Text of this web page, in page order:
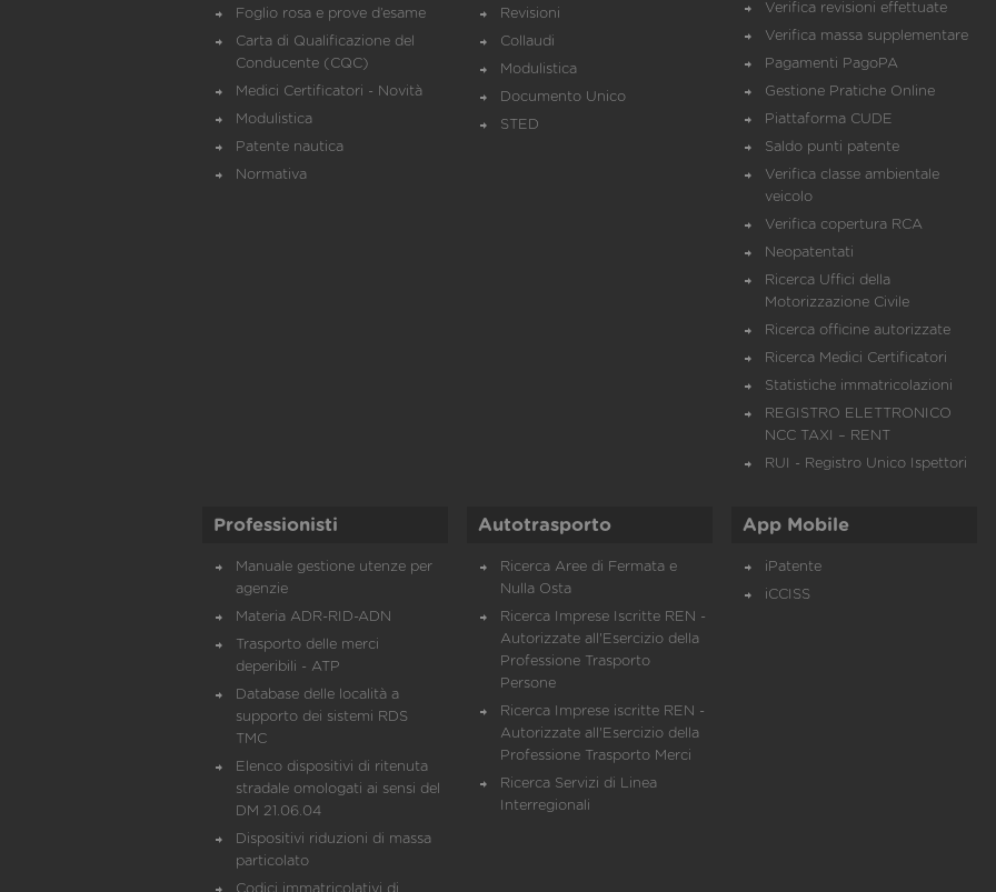
Foglio rosa e prove d’esame
Carta di Qualificazione del
Conducente (CQC)
Medici Certificatori - Novità
Modulistica
Patente nautica
Normativa
Revisioni
Collaudi
Modulistica
Documento Unico
STED
Verifica revisioni effettuate
Verifica massa supplementare
Pagamenti PagoPA
Gestione Pratiche Online
Piattaforma CUDE
Saldo punti patente
Verifica classe ambientale
veicolo
Verifica copertura RCA
Neopatentati
Ricerca Uffici della
Motorizzazione Civile
Ricerca officine autorizzate
Ricerca Medici Certificatori
Statistiche immatricolazioni
REGISTRO ELETTRONICO
NCC TAXI – RENT
RUI - Registro Unico Ispettori
Professionisti
Manuale gestione utenze per
agenzie
Materia ADR-RID-ADN
Trasporto delle merci
deperibili - ATP
Database delle località a
supporto dei sistemi RDS
TMC
Elenco dispositivi di ritenuta
stradale omologati ai sensi del
DM 21.06.04
Dispositivi riduzioni di massa
particolato
Autotrasporto
Ricerca Aree di Fermata e
Nulla Osta
Ricerca Imprese Iscritte REN -
Autorizzate all'Esercizio della
Professione Trasporto
Persone
Ricerca Imprese iscritte REN -
Autorizzate all'Esercizio della
Professione Trasporto Merci
Ricerca Servizi di Linea
Interregionali
App Mobile
iPatente
iCCISS